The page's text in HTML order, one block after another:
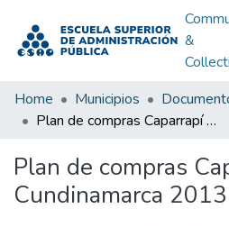
&
Home Municipios
Plan de compras Caparrapí Cundinamarca 2013
Plan de compras
Cundinamarca 2013